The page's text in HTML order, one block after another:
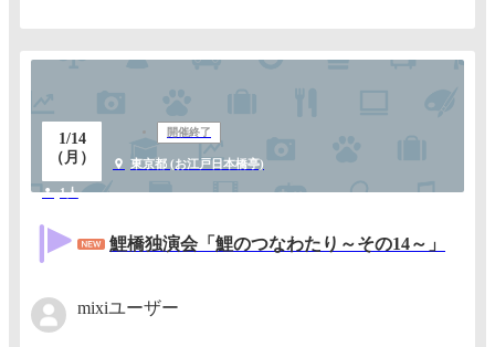
1/14
（月）
開催終了
東京都 (お江戸日本橋亭)
1人
鯉橋独演会「鯉のつなわたり～その14～」
mixiユーザー